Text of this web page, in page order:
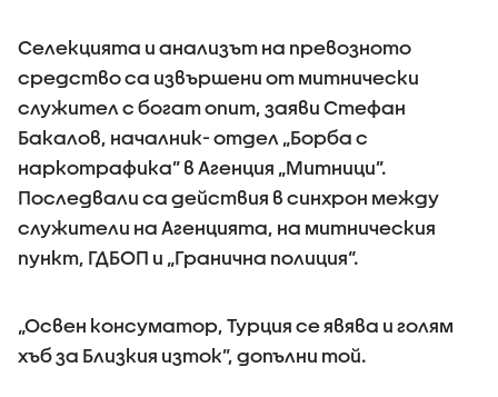
Селекцията и анализът на превозното
средство са извършени от митнически
служител с богат опит, заяви Стефан
Бакалов, началник- отдел „Борба с
наркотрафика” в Агенция „Митници”.
Последвали са действия в синхрон между
служители на Агенцията, на митническия
пункт, ГДБОП и „Гранична полиция“.
„Освен консуматор, Турция се явява и голям
хъб за Близкия изток”, допълни той.